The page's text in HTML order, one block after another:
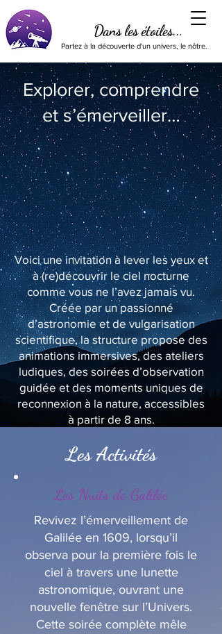
Dans les étoiles...
Partez à la découverte d'un univers, le nôtre.
Explorer, comprendre
et s’émerveiller…
Voici une invitation à lever les yeux et
à (re)découvrir le ciel nocturne
comme vous ne l’avez jamais vu.
Créée par un passionné
d’astronomie et de vulgarisation
scientifique, la structure propose des
animations immersives, des ateliers
ludiques, des soirées d’observation
guidée et des moments uniques de
reconnexion à la nature, accessibles
à partir de 8 ans.
Les Activités
Les Nuits de Galilée
Revivez l’émerveillement de
Galilée en 1609, lorsqu’il
observa pour la première fois le
ciel à travers une lunette
astronomique, ouvrant une
nouvelle fenêtre sur l’Univers.
Cette soirée complète mêle